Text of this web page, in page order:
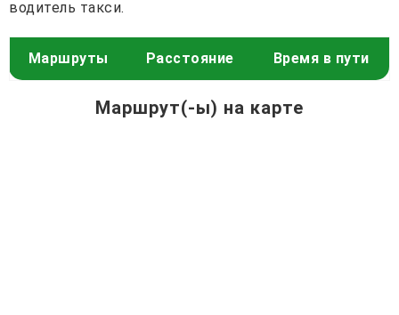
водитель такси.
Маршруты Расстояние Время в пути
Маршрут(-ы) на карте